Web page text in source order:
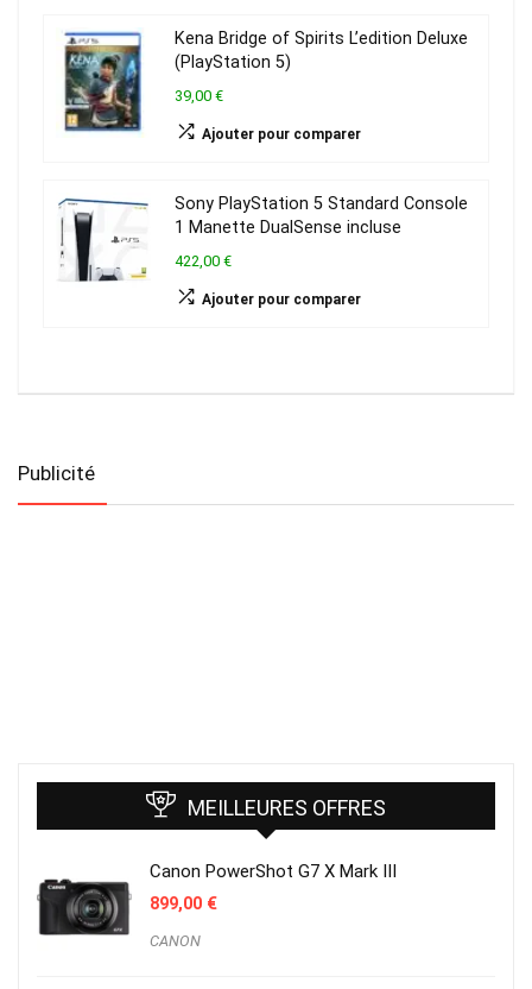
Kena Bridge of Spirits L’edition Deluxe
(PlayStation 5)
39,00 €
Ajouter pour comparer
Sony PlayStation 5 Standard Console
1 Manette DualSense incluse
422,00 €
Ajouter pour comparer
Publicité
MEILLEURES OFFRES
Canon PowerShot G7 X Mark III
899,00 €
CANON